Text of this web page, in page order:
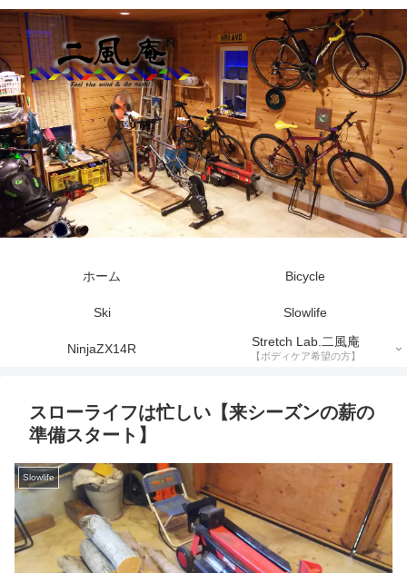
ホーム Bicycle
Ski Slowlife
NinjaZX14R Stretch Lab.二風庵
【ボディケア希望の方】
スローライフは忙しい【来シーズンの薪の
準備スタート】
Slowlife